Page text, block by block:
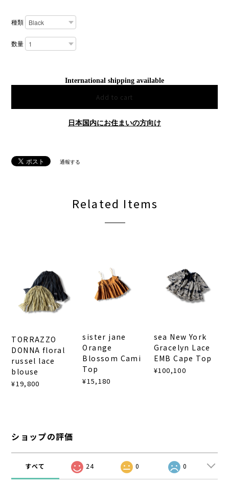
種類
数量
International shipping available
Add to cart
日本国内にお住まいの方向け
通報する
Related Items
TORRAZZO
DONNA floral
russel lace
blouse
¥19,800
sister jane
Orange
Blossom Cami
Top
¥15,180
sea New York
Gracelyn Lace
EMB Cape Top
¥100,100
ショップの評価
すべて 24 0 0